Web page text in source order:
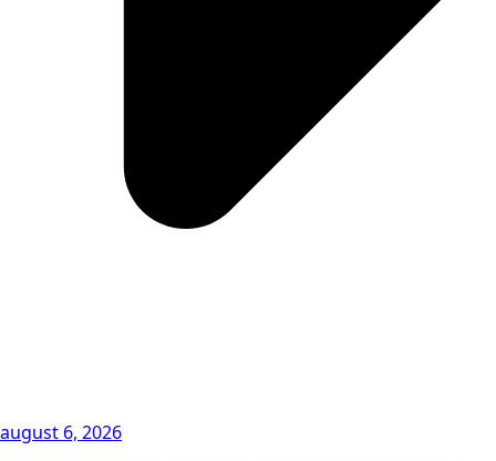
august 6, 2026